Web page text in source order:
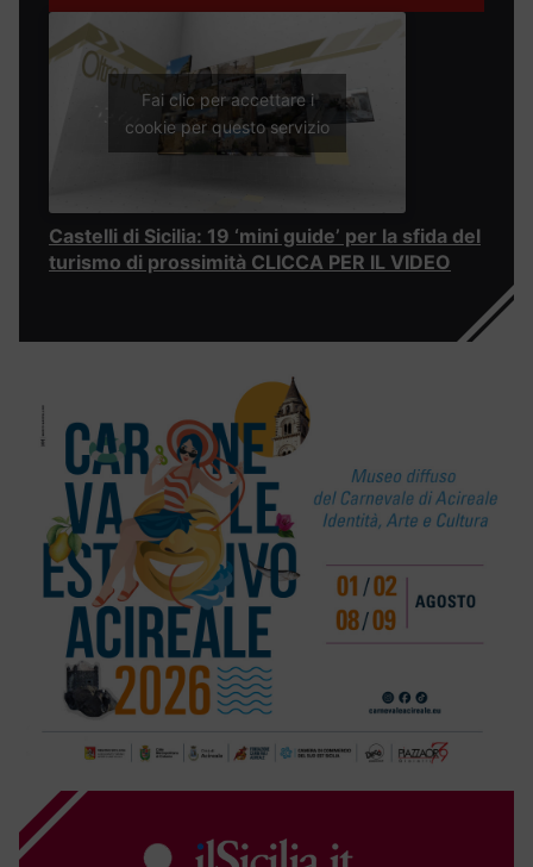
Fai clic per accettare i
cookie per questo servizio
Castelli di Sicilia: 19 ‘mini guide’ per la sfida del
turismo di prossimità CLICCA PER IL VIDEO